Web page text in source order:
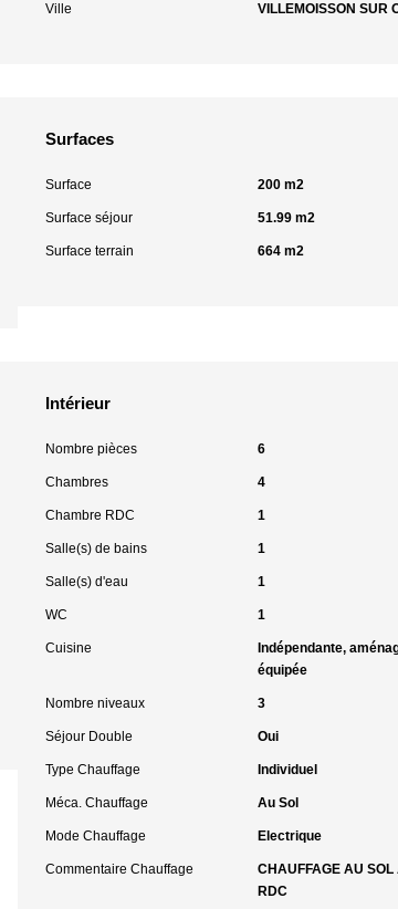
Ville VILLEMOISSON SUR
Surfaces
Surface 200 m2
Surface séjour 51.99 m2
Surface terrain 664 m2
Intérieur
Nombre pièces 6
Chambres 4
Chambre RDC 1
Salle(s) de bains 1
Salle(s) d'eau 1
WC 1
Cuisine
Indépendante,
équipée
Nombre niveaux 3
Séjour Double Oui
Type Chauffage Individuel
Méca. Chauffage Au Sol
Mode Chauffage Electrique
Commentaire Chauffage
CHAUFFAGE AU SOL
RDC